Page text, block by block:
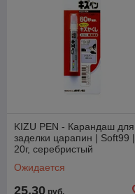
KIZU PEN - Карандаш для
заделки царапин | Soft99 |
20г, серебристый
Ожидается
25,30 руб.